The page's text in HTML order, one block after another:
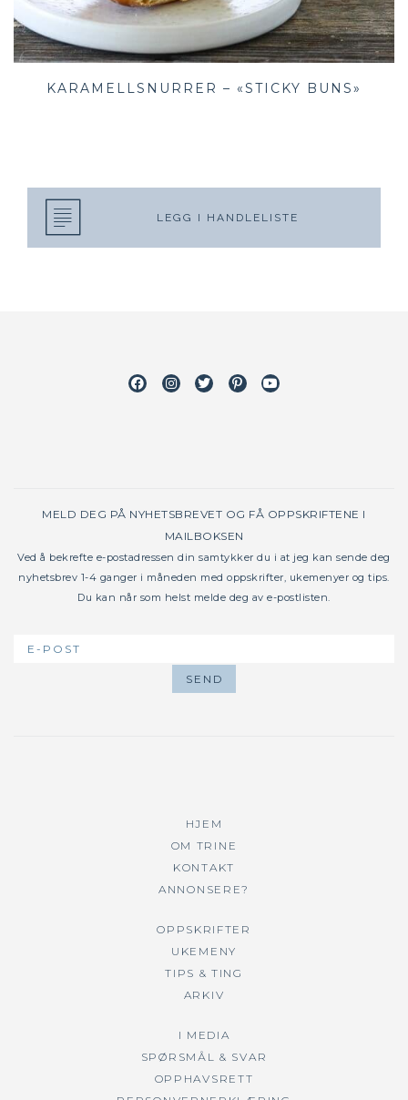
KARAMELLSNURRER – «STICKY BUNS»
LEGG I HANDLELISTE
FacebookInstagram
TwitterPinterestYoutube
MELD DEG PÅ NYHETSBREVET OG FÅ OPPSKRIFTENE I
MAILBOKSEN
Ved å bekrefte e-postadressen din samtykker du i at jeg kan sende deg
nyhetsbrev 1-4 ganger i måneden med oppskrifter, ukemenyer og tips.
Du kan når som helst melde deg av e-postlisten.
HJEM
OM TRINE
KONTAKT
ANNONSERE?
OPPSKRIFTER
UKEMENY
TIPS & TING
ARKIV
I MEDIA
SPØRSMÅL & SVAR
OPPHAVSRETT